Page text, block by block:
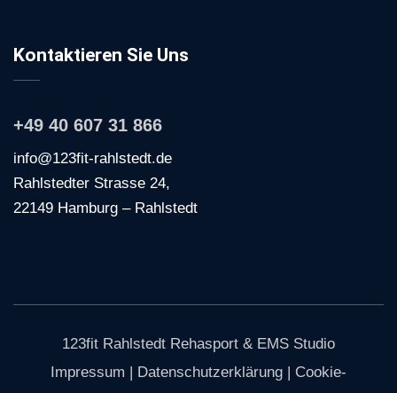
Kontaktieren Sie Uns
+49 40 607 31 866
info@123fit-rahlstedt.de
Rahlstedter Strasse 24,
22149 Hamburg – Rahlstedt
123fit Rahlstedt Rehasport & EMS Studio
Impressum
Datenschutzerklärung
Cookie-